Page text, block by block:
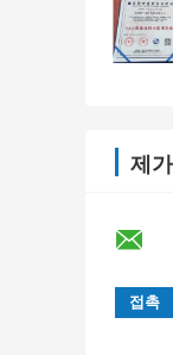
제